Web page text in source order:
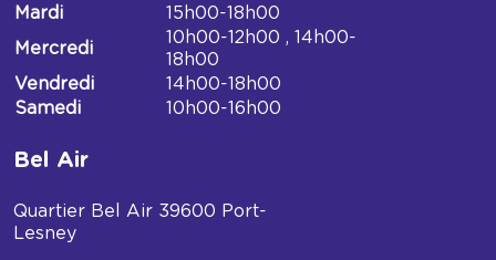
Horaires
de
Mont-
sous-
Mardi
15h00-18h00
Mercredi
10h00-12h00 , 14h00-
18h00
Vendredi
14h00-18h00
Samedi
10h00-16h00
Bel Air
Quartier Bel Air 39600 Port-
Lesney